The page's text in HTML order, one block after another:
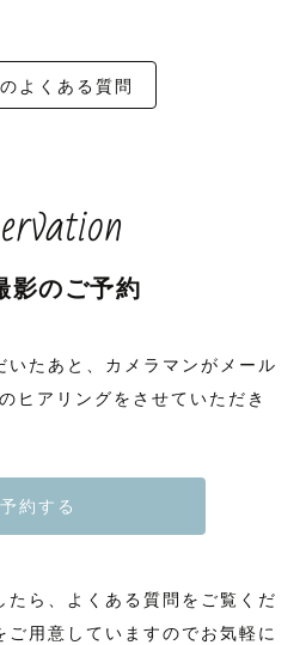
よくある質問
影のご予約
いたあと、カメラマンがメール
ヒアリングをさせていただき
予約する
たら、よくある質問をご覧くだ
ご用意していますのでお気軽に